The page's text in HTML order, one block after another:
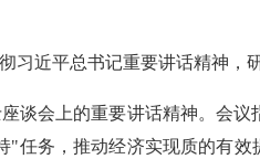
近平总书记重要讲话精神，
谈会上的重要讲话精神。会
任务，推动经济实现质的有